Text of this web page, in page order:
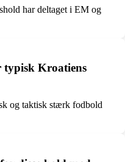
har deltaget i EM og
typisk Kroatiens
og taktisk stærk fodbold